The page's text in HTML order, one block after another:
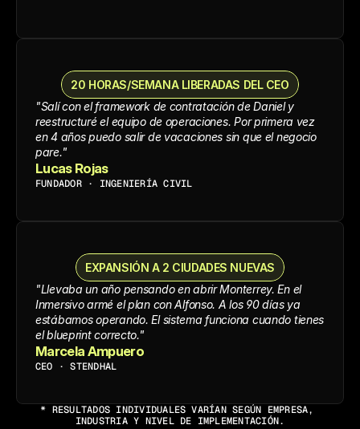
20 HORAS/SEMANA LIBERADAS DEL CEO
"Salí con el framework de contratación de Daniel y
reestructuré el equipo de operaciones. Por primera vez
en 4 años puedo salir de vacaciones sin que el negocio
pare."
Lucas Rojas
FUNDADOR · INGENIERÍA CIVIL
EXPANSIÓN A 2 CIUDADES NUEVAS
"Llevaba un año pensando en abrir Monterrey. En el
Inmersivo armé el plan con Alfonso. A los 90 días ya
estábamos operando. El sistema funciona cuando tienes
el blueprint correcto."
Marcela Ampuero
CEO · STENDHAL
* RESULTADOS INDIVIDUALES VARÍAN SEGÚN EMPRESA,
INDUSTRIA Y NIVEL DE IMPLEMENTACIÓN.